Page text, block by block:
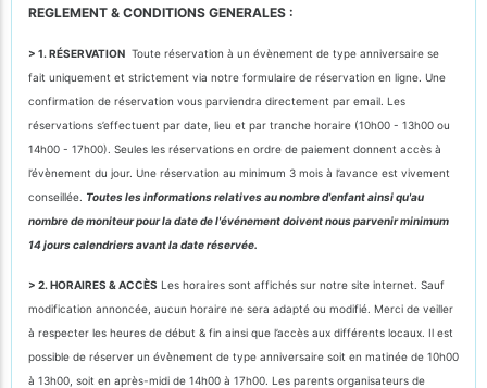
REGLEMENT & CONDITIONS GENERALES :
> 1. RÉSERVATION Toute réservation à un évènement de type anniversaire se
fait uniquement et strictement via notre formulaire de réservation en ligne. Une
confirmation de réservation vous parviendra directement par email. Les
réservations s’effectuent par date, lieu et par tranche horaire (10h00 - 13h00 ou
14h00 - 17h00). Seules les réservations en ordre de paiement donnent accès à
l’évènement du jour. Une réservation au minimum 3 mois à l’avance est vivement
conseillée. Toutes les informations relatives au nombre d'enfant ainsi qu'au
nombre de moniteur pour la date de l'événement doivent nous parvenir minimum
14 jours calendriers avant la date réservée.
> 2. HORAIRES & ACCÈS Les horaires sont affichés sur notre site internet. Sauf
modification annoncée, aucun horaire ne sera adapté ou modifié. Merci de veiller
à respecter les heures de début & fin ainsi que l’accès aux différents locaux. Il est
possible de réserver un évènement de type anniversaire soit en matinée de 10h00
à 13h00, soit en après-midi de 14h00 à 17h00. Les parents organisateurs de